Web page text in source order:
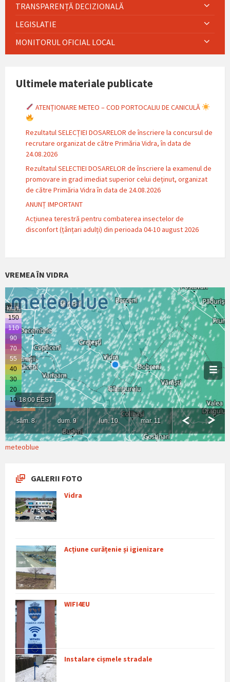
TRANSPARENȚĂ DECIZIONALĂ
LEGISLATIE
MONITORUL OFICIAL LOCAL
Ultimele materiale publicate
ATENȚIONARE METEO – COD PORTOCALIU DE CANICULĂ
Rezultatul SELECȚIEI DOSARELOR de înscriere la concursul de
recrutare organizat de către Primăria Vidra, în data de
24.08.2026
Rezultatul SELECTIEI DOSARELOR de înscriere la examenul de
promovare in grad imediat superior celui deținut, organizat
de către Primăria Vidra în data de 24.08.2026
ANUNȚ IMPORTANT
Acțiunea terestră pentru combaterea insectelor de
disconfort (țânțari adulți) din perioada 04-10 august 2026
VREMEA ÎN VIDRA
meteoblue
GALERII FOTO
Vidra
Acțiune curățenie și igienizare
WIFI4EU
Instalare cișmele stradale